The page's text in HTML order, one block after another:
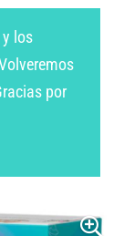
los
por